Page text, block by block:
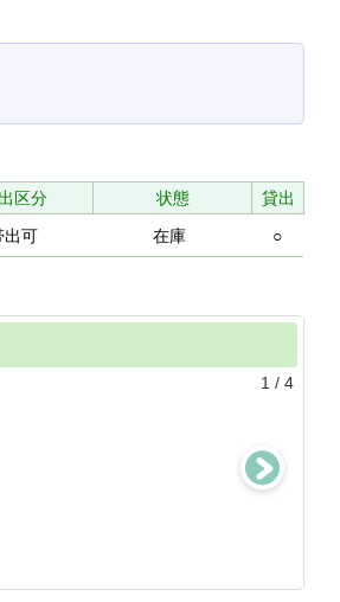
区分 状態
貸出
出可 在庫 ○
1 / 4